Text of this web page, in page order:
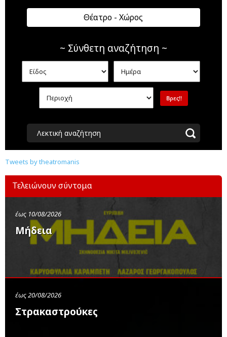
Θέατρο - Χώρος
~ Σύνθετη αναζήτηση ~
Λεκτική αναζήτηση
Tweets by theatromanis
Τελειώνουν σύντομα
έως 10/08/2026
Μήδεια
έως 20/08/2026
Στρακαστρούκες